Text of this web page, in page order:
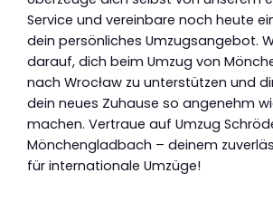
Service und vereinbare noch heute
dein persönliches Umzugsangebot.
darauf, dich beim Umzug von
nach Wrocław zu unterstützen und
dein neues Zuhause so angenehm
machen. Vertraue auf Umzug
Mönchengladbach – deinem
für internationale Umzüge!